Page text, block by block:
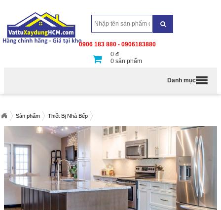
0906 183 880 - 0906183880
0 đ
0 sản phẩm
Danh mục
Sản phẩm Thiết Bị Nhà Bếp